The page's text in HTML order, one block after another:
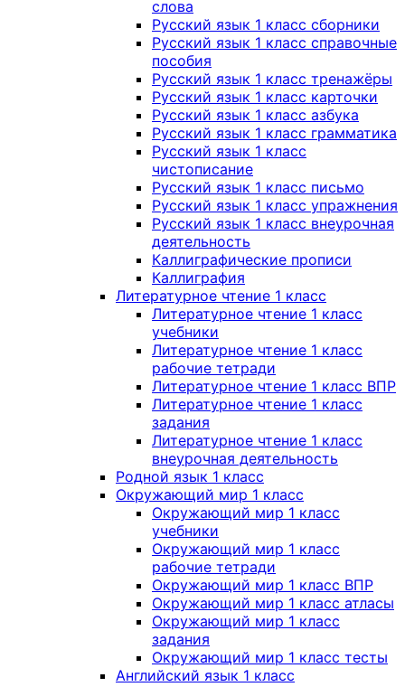
слова
Русский язык 1 класс сборники
Русский язык 1 класс справочные
пособия
Русский язык 1 класс тренажёры
Русский язык 1 класс карточки
Русский язык 1 класс азбука
Русский язык 1 класс грамматика
Русский язык 1 класс
чистописание
Русский язык 1 класс письмо
Русский язык 1 класс упражнения
Русский язык 1 класс внеурочная
деятельность
Каллиграфические прописи
Каллиграфия
Литературное чтение 1 класс
Литературное чтение 1 класс
учебники
Литературное чтение 1 класс
рабочие тетради
Литературное чтение 1 класс ВПР
Литературное чтение 1 класс
задания
Литературное чтение 1 класс
внеурочная деятельность
Родной язык 1 класс
Окружающий мир 1 класс
Окружающий мир 1 класс
учебники
Окружающий мир 1 класс
рабочие тетради
Окружающий мир 1 класс ВПР
Окружающий мир 1 класс атласы
Окружающий мир 1 класс
задания
Окружающий мир 1 класс тесты
Английский язык 1 класс